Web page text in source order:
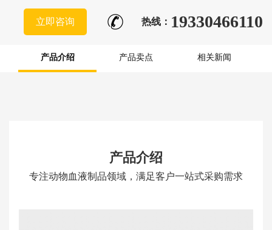
立即咨询 热线： 19330466110
产品介绍 产品卖点 相关新闻
产品介绍
专注动物血液制品领域，满足客户一站式采购需求